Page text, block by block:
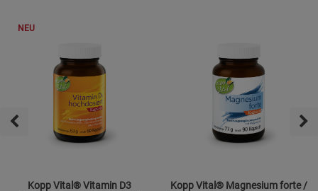
NEU
Kopp Vital® Vitamin D3
Kopp Vital® Magnesium forte /